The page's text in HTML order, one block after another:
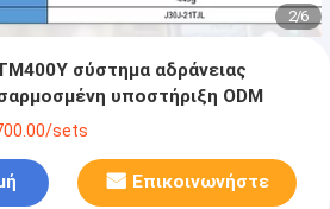
2/6
σύστημα αδράνειας
υποστήριξη ODM
sets
Επικοινωνήστε